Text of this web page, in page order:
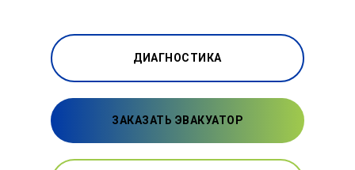
ДИАГНОСТИКА
ЗАКАЗАТЬ ЭВАКУАТОР